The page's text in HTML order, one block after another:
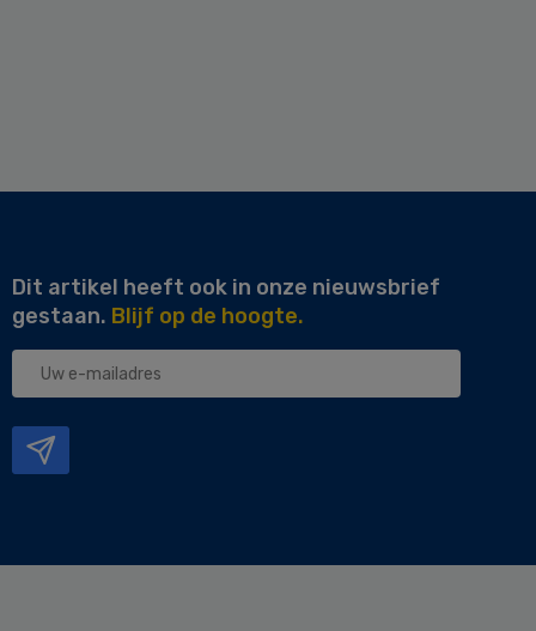
Dit artikel heeft ook in onze nieuwsbrief
gestaan. Blijf op de hoogte.
Uw